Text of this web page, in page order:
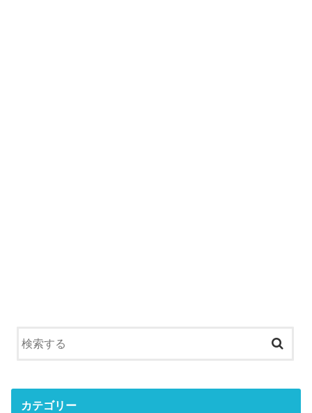
カテゴリー